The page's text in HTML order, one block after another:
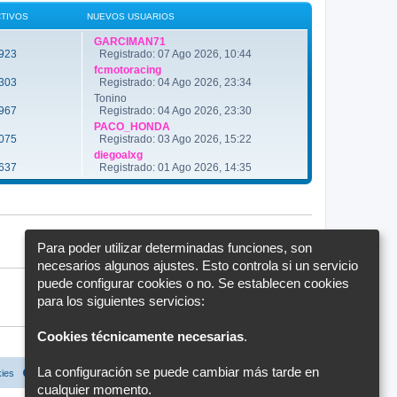
s
a
j
e
ú
l
o
e
n
a
NUEVOS USUARIOS
GARCIMAN71
Registrado: 07 Ago 2026, 10:44
fcmotoracing
Registrado: 04 Ago 2026, 23:34
Tonino
Registrado: 04 Ago 2026, 23:30
PACO_HONDA
Registrado: 03 Ago 2026, 15:22
diegoalxg
Registrado: 01 Ago 2026, 14:35
Todos los horarios sonUTC+02:00
Configuración de cookies
Para poder utilizar determinadas funciones, son
necesarios algunos ajustes. Esto controla si un servicio
puede configurar cookies o no. Se establecen cookies
para los siguientes servicios:
Cookies técnicamente necesarias.
La configuración se puede cambiar más tarde en
cualquier momento.